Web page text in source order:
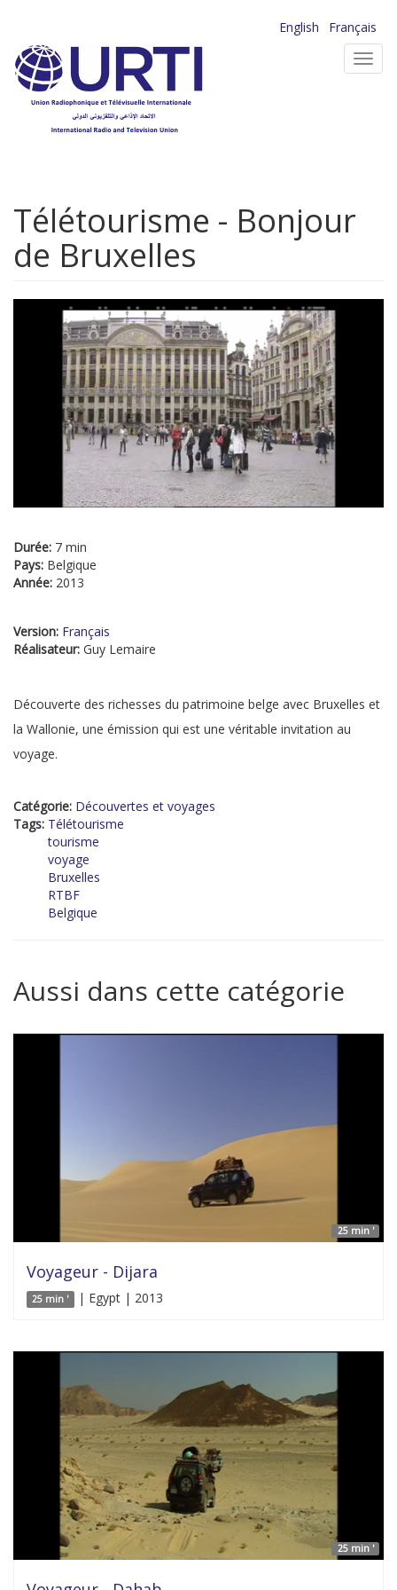
contenu
principal
English
Français
Télétourisme - Bonjour
de Bruxelles
Durée: 7 min
Pays: Belgique
Année: 2013
Version: Français
Réalisateur: Guy Lemaire
Découverte des richesses du patrimoine belge avec Bruxelles et
la Wallonie, une émission qui est une véritable invitation au
voyage.
Catégorie: Découvertes et voyages
Tags: Télétourisme
tourisme
voyage
Bruxelles
RTBF
Belgique
Aussi dans cette catégorie
25 min '
Voyageur - Dijara
25 min ' | Egypt | 2013
25 min '